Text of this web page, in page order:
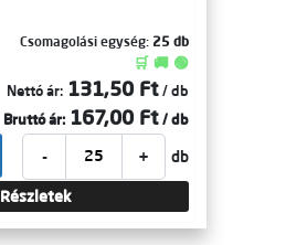
Csomagolási egység: 25 db
🛒 🚚 🟢
Nettó ár: 131,50 Ft / db
Bruttó ár: 167,00 Ft / db
- + db
Részletek